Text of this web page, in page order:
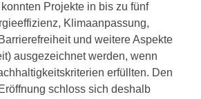
Projekte in bis zu fünf
Klimaanpassung,
und weitere Aspekte
ausgezeichnet werden, wenn
erfüllten. Den
schloss sich deshalb